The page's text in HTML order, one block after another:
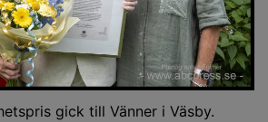
gick till Vänner i Väsby.